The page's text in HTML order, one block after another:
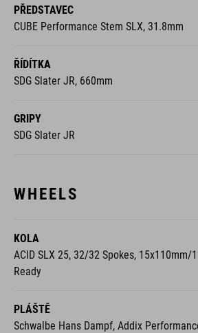
PŘEDSTAVEC
CUBE Performance Stem SLX, 31.8mm
ŘÍDÍTKA
SDG Slater JR, 660mm
GRIPY
SDG Slater JR
WHEELS
KOLA
ACID SLX 25, 32/32 Spokes, 15x110mm/
Ready
PLÁŠTĚ
Schwalbe Hans Dampf, Addix